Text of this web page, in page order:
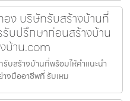
อง บริษัทรับสร้างบ้านที่
บปรึกษาก่อนสร้างบ้าน
บ้าน.com
บสร้างบ้านที่พร้อมให้คำแนะนำ
งมืออาชีพที่ รับเหม